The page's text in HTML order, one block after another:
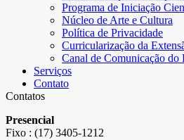
Programa de Iniciação
Núcleo de Arte e Cultura
Política de Privacidade
Curricularização da
Canal de Comunicação do
Serviços
Contato
Contatos
Presencial
Fixo : (17) 3405-1212